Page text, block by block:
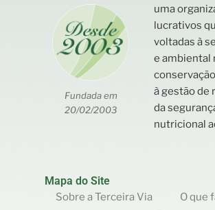
Fundada em
20/02/2003
uma
lucrativos
voltadas à
e ambiental
à gestão de
da
nutricional
Mapa do Site
Sobre a Terceira Via
O que